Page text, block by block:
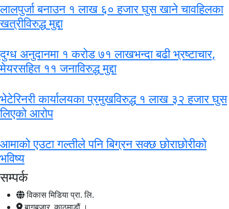
लालपुर्जा बनाउन १ लाख ६० हजार घुस खाने चावहिलका
खत्रीविरुद्ध मुद्दा
दुग्ध अनुदानमा १ करोड ७१ लाखभन्दा बढी भ्रष्टाचार,
मेयरसहित ११ जनाविरुद्ध मुद्दा
भेटेरिनरी कार्यालयका प्रमुखविरुद्ध १ लाख ३२ हजार घुस
लिएको आरोप
आमाको एउटा गल्तीले पनि बिग्रन सक्छ छोराछोरीको
भविष्य
सम्पर्क
विकास मिडिया प्रा. लि.